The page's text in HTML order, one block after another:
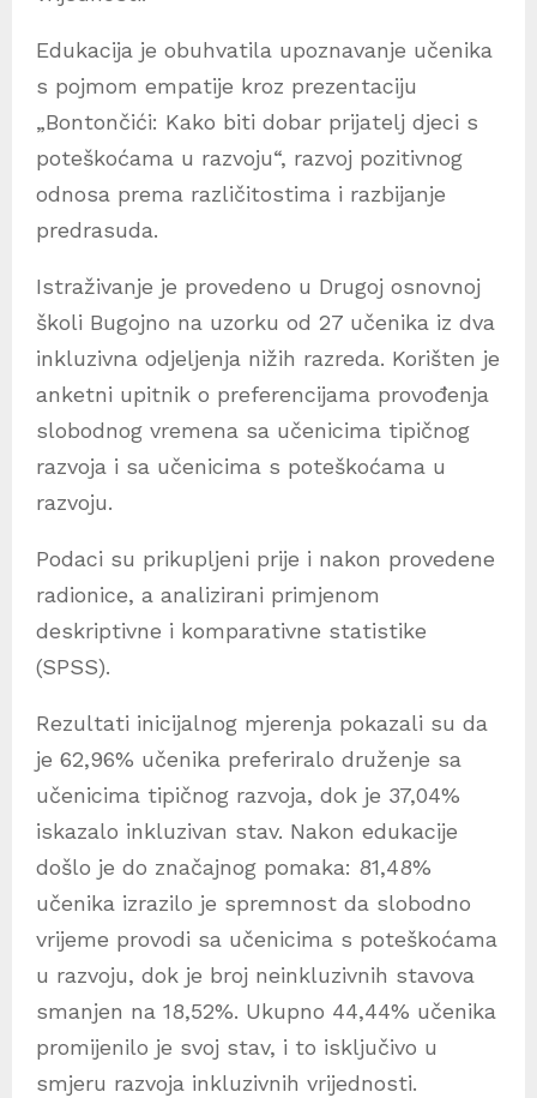
Edukacija je obuhvatila upoznavanje učenika
s pojmom empatije kroz prezentaciju
„Bontončići: Kako biti dobar prijatelj djeci s
poteškoćama u razvoju“, razvoj pozitivnog
odnosa prema različitostima i razbijanje
predrasuda.
Istraživanje je provedeno u Drugoj osnovnoj
školi Bugojno na uzorku od 27 učenika iz dva
inkluzivna odjeljenja nižih razreda. Korišten je
anketni upitnik o preferencijama provođenja
slobodnog vremena sa učenicima tipičnog
razvoja i sa učenicima s poteškoćama u
razvoju.
Podaci su prikupljeni prije i nakon provedene
radionice, a analizirani primjenom
deskriptivne i komparativne statistike
(SPSS).
Rezultati inicijalnog mjerenja pokazali su da
je 62,96% učenika preferiralo druženje sa
učenicima tipičnog razvoja, dok je 37,04%
iskazalo inkluzivan stav. Nakon edukacije
došlo je do značajnog pomaka: 81,48%
učenika izrazilo je spremnost da slobodno
vrijeme provodi sa učenicima s poteškoćama
u razvoju, dok je broj neinkluzivnih stavova
smanjen na 18,52%. Ukupno 44,44% učenika
promijenilo je svoj stav, i to isključivo u
smjeru razvoja inkluzivnih vrijednosti.